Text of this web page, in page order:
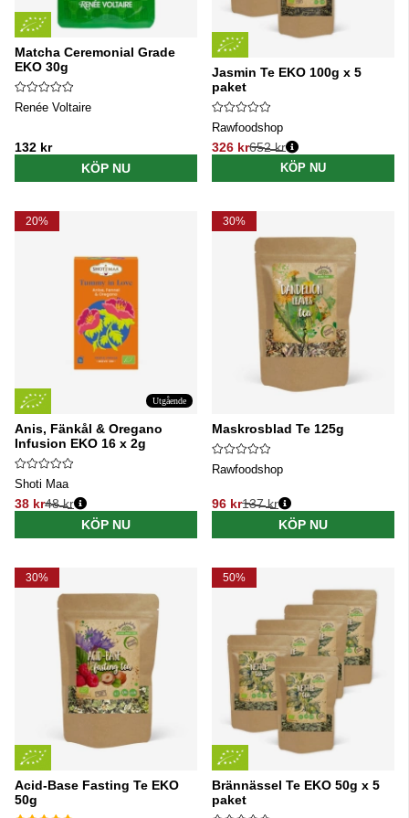
Matcha Ceremonial Grade
EKO 30g
Renée Voltaire
132 kr
KÖP NU
Jasmin Te EKO 100g x 5
paket
Rawfoodshop
326 kr
Ordinarie pris:
652 kr
KÖP NU
20%
Utgående
Anis, Fänkål & Oregano
Infusion EKO 16 x 2g
Shoti Maa
38 kr
Ordinarie pris:
48 kr
KÖP NU
30%
Maskrosblad Te 125g
Rawfoodshop
96 kr
Ordinarie pris:
137 kr
KÖP NU
30%
Acid-Base Fasting Te EKO
50g
50%
Brännässel Te EKO 50g x 5
paket